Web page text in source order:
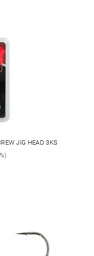
JIG HEAD 3KS